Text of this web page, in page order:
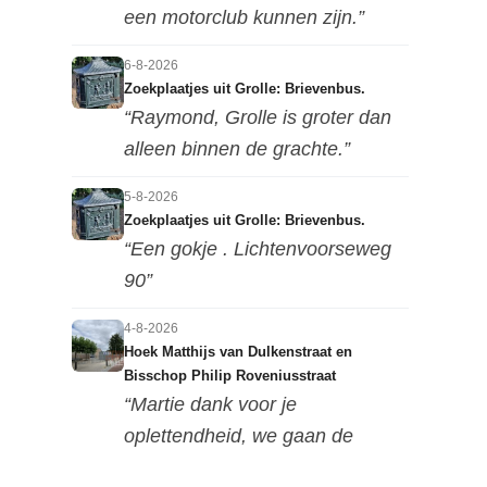
een motorclub kunnen zijn.”
6-8-2026
Zoekplaatjes uit Grolle: Brievenbus.
“Raymond, Grolle is groter dan
alleen binnen de grachte.”
5-8-2026
Zoekplaatjes uit Grolle: Brievenbus.
“Een gokje . Lichtenvoorseweg
90”
4-8-2026
Hoek Matthijs van Dulkenstraat en
Bisschop Philip Roveniusstraat
“Martie dank voor je
oplettendheid, we gaan de